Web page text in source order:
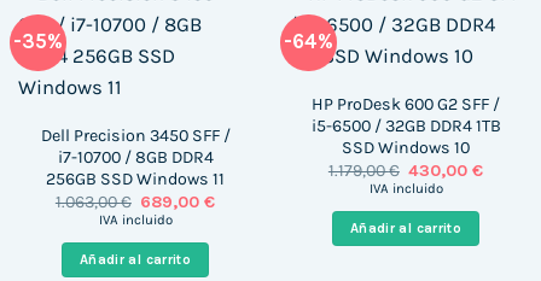
-35%
Dell Precision 3450 SFF /
i7-10700 / 8GB DDR4
256GB SSD Windows 11
1.063,00€ El
precio
era:
1.063,00 €.
689,00€El
IVA incluido
Añadir al carrito
-64%
HP ProDesk 600 G2 SFF /
i5-6500 / 32GB DDR4 1TB
SSD Windows 10
1.179,00€ El
precio
era:
1.179,00 €.
430,00€El
IVA incluido
Añadir al carrito